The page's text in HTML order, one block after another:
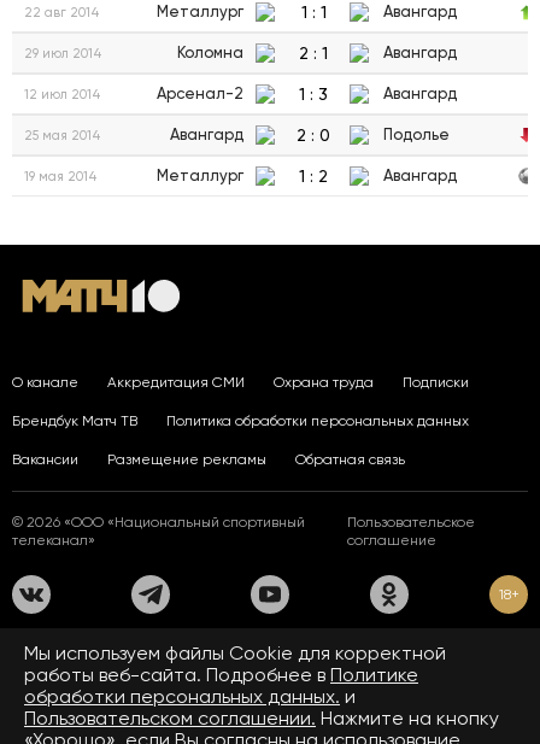
22 авг 2014 Металлург 1 : 1 Авангард
29 июл 2014 Коломна 2 : 1 Авангард
12 июл 2014 Арсенал-2 1 : 3 Авангард
25 мая 2014 Авангард 2 : 0 Подолье
19 мая 2014 Металлург 1 : 2 Авангард
О канале Аккредитация СМИ Охрана труда Подписки
Брендбук Матч ТВ Политика обработки персональных данных
Вакансии Размещение рекламы Обратная связь
© 2026 «ООО «Национальный спортивный
телеканал»
Пользовательское
соглашение
18+
На сайте применяются рекомендательные технологии. Подробнее
Правилах применения рекомендательных технологий.
Средство массовой информации сетевое издание «www.matchtv.ru»
зарегистрировано Федеральной службой по надзору в сфере связи,
информационных технологий и массовых коммуникаций (Роскомнадзор).
Мы используем файлы Сookie для корректной
работы веб-сайта. Подробнее в Политике
обработки персональных данных. и
Пользовательском соглашении. Нажмите на кнопку